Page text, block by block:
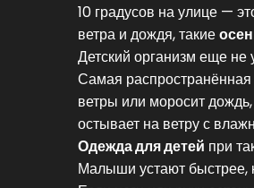
10 градусов на улице —
ветра и дождя, такие
Детский организм еще не
Самая распространённая
ветры или моросит
остывает на ветру с
Одежда для детей при
Малыши устают быстрее,